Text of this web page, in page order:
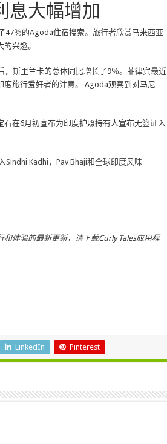
息大幅增加
47％的Agoda住宿搜索。旅行者欣赏马来西亚
兴趣。
斯里兰卡的总体同比增长了9％。菲律宾最近
旅行爱好者的注意。 Agoda观察到对马尼
在6月初宣布为印度护照持有人宣布无签证入
Sindhi Kadhi，Pav Bhaji和全球印度风味
体验的最新更新，请下载Curly Tales应用程
LinkedIn Pinterest